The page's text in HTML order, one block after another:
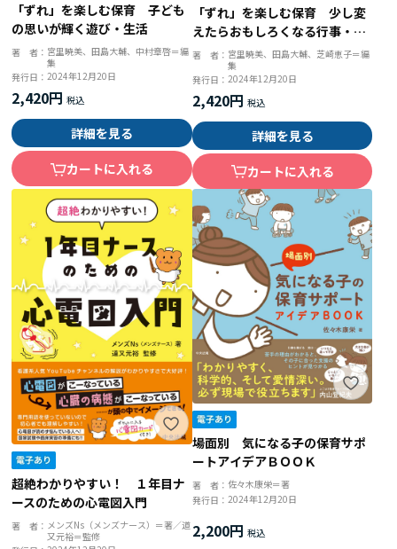
「ずれ」を楽しむ保育 子ども
の思いが輝く遊び・生活
著 者： 宮里暁美、田島大輔、中村章啓＝編
集
発行日：2024年12月20日
2,420円
詳細を見る
カートに入れる
「ずれ」を楽しむ保育 少し変
えたらおもしろくなる行事・環
境・計画
著 者： 宮里暁美、田島大輔、芝崎恵子＝編
集
発行日： 2024年12月20日
2,420円
詳細を見る
カートに入れる
超絶わかりやすい！ １年目ナ
ースのための心電図入門
著 者： メンズNs（メンズナース）＝著／道
又元裕＝監修
場面別 気になる子の保育サポ
ートアイデアＢＯＯＫ
著 者： 佐々木康栄＝著
発行日： 2024年12月20日
2,200円